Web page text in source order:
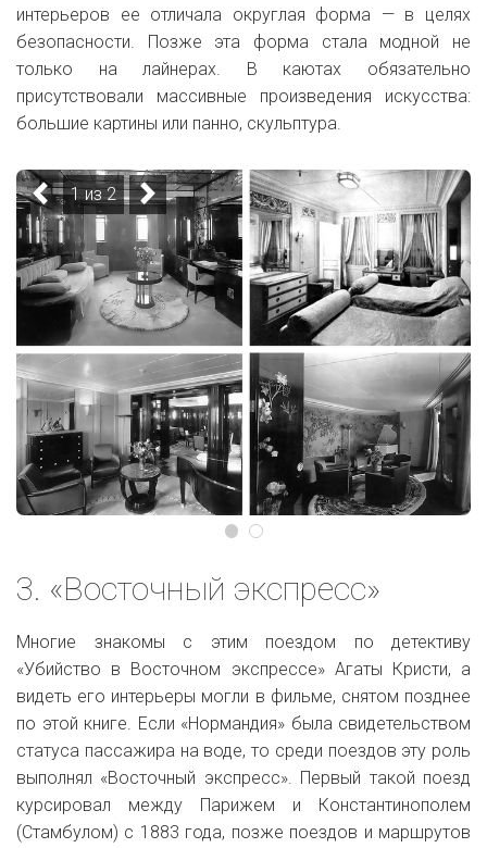
интерьеров ее отличала округлая форма — в целях
безопасности. Позже эта форма стала модной не
только на лайнерах. В каютах обязательно
присутствовали массивные произведения искусства:
большие картины или панно, скульптура.
1 из 2
3. «Восточный экспресс»
Многие знакомы с этим поездом по детективу
«Убийство в Восточном экспрессе» Агаты Кристи, а
видеть его интерьеры могли в фильме, снятом позднее
по этой книге. Если «Нормандия» была свидетельством
статуса пассажира на воде, то среди поездов эту роль
выполнял «Восточный экспресс». Первый такой поезд
курсировал между Парижем и Константинополем
(Стамбулом) с 1883 года, позже поездов и маршрутов